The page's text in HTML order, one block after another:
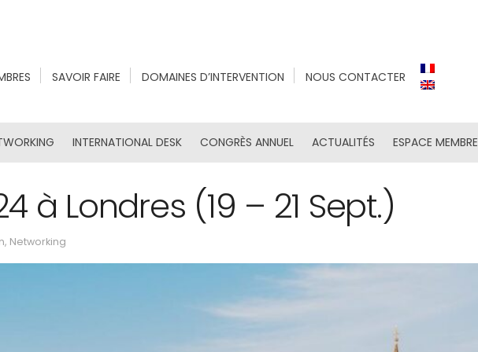
SAVOIR FAIRE DOMAINES D’INTERVENTION NOUS CONTACTER
INTERNATIONAL DESK CONGRÈS ANNUEL ACTUALITÉS ESPACE MEMBRE
à Londres (19 – 21 Sept.)
, Networking